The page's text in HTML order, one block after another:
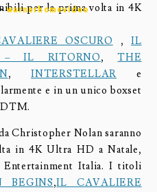
warnerhomevideo
per la prima volta in 4K
OSCURO ,IL
– IL RITORNO,THE
,INTERSTELLAR e
e in un unico boxset
Christopher Nolan saranno
in 4K Ultra HD a Natale,
Italia. I titoli
BEGINS,IL CAVALIERE